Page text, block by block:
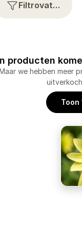
Filtrovat…
producten
we hebben meer
Toon